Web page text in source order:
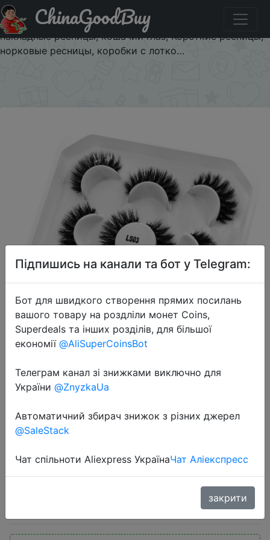
Паридбати з промокодом $2/2 5 пар Wispy,
искусственные норковые ресницы, пушистые
накладные ресницы, кошачий глаз, Короткие ресницы,
норковые ресницы, коробки с лотко…
ChinaGoodBuy
2022-07-11
5 пар Wispy, искусственные
накладные ресницы, кошачий
глаз, Короткие ресницы, норковые
ресницы, коробки с лотко…
Підпишись на канали та бот у Telegram:
Бот для швидкого створення прямих посилань
вашого товару на роздліли монет Coins,
Superdeals та інших розділів, для більшої
економії @AliSuperCoinsBot
Телеграм канал зі знижками виключно для
України @ZnyzkaUa
Автоматичний збирач знижок з різних джерел
@SaleStack
Чат спільноти Aliexpress УкраїнаЧат Аліекспресс
закрити